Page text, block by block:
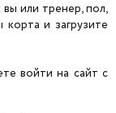
вы или тренер, пол,
корта и загрузите
войти на сайт с